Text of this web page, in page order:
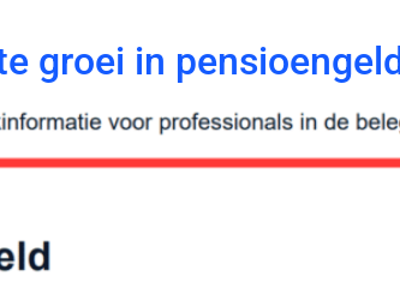
groei in pensioengeld